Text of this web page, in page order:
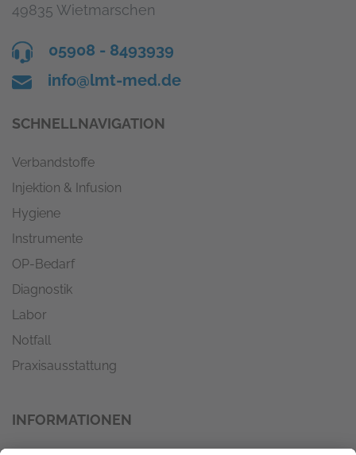
49835 Wietmarschen
05908 - 8493939
info@lmt-med.de
SCHNELLNAVIGATION
Verbandstoffe
Injektion & Infusion
Hygiene
Instrumente
OP-Bedarf
Diagnostik
Labor
Notfall
Praxisausstattung
INFORMATIONEN